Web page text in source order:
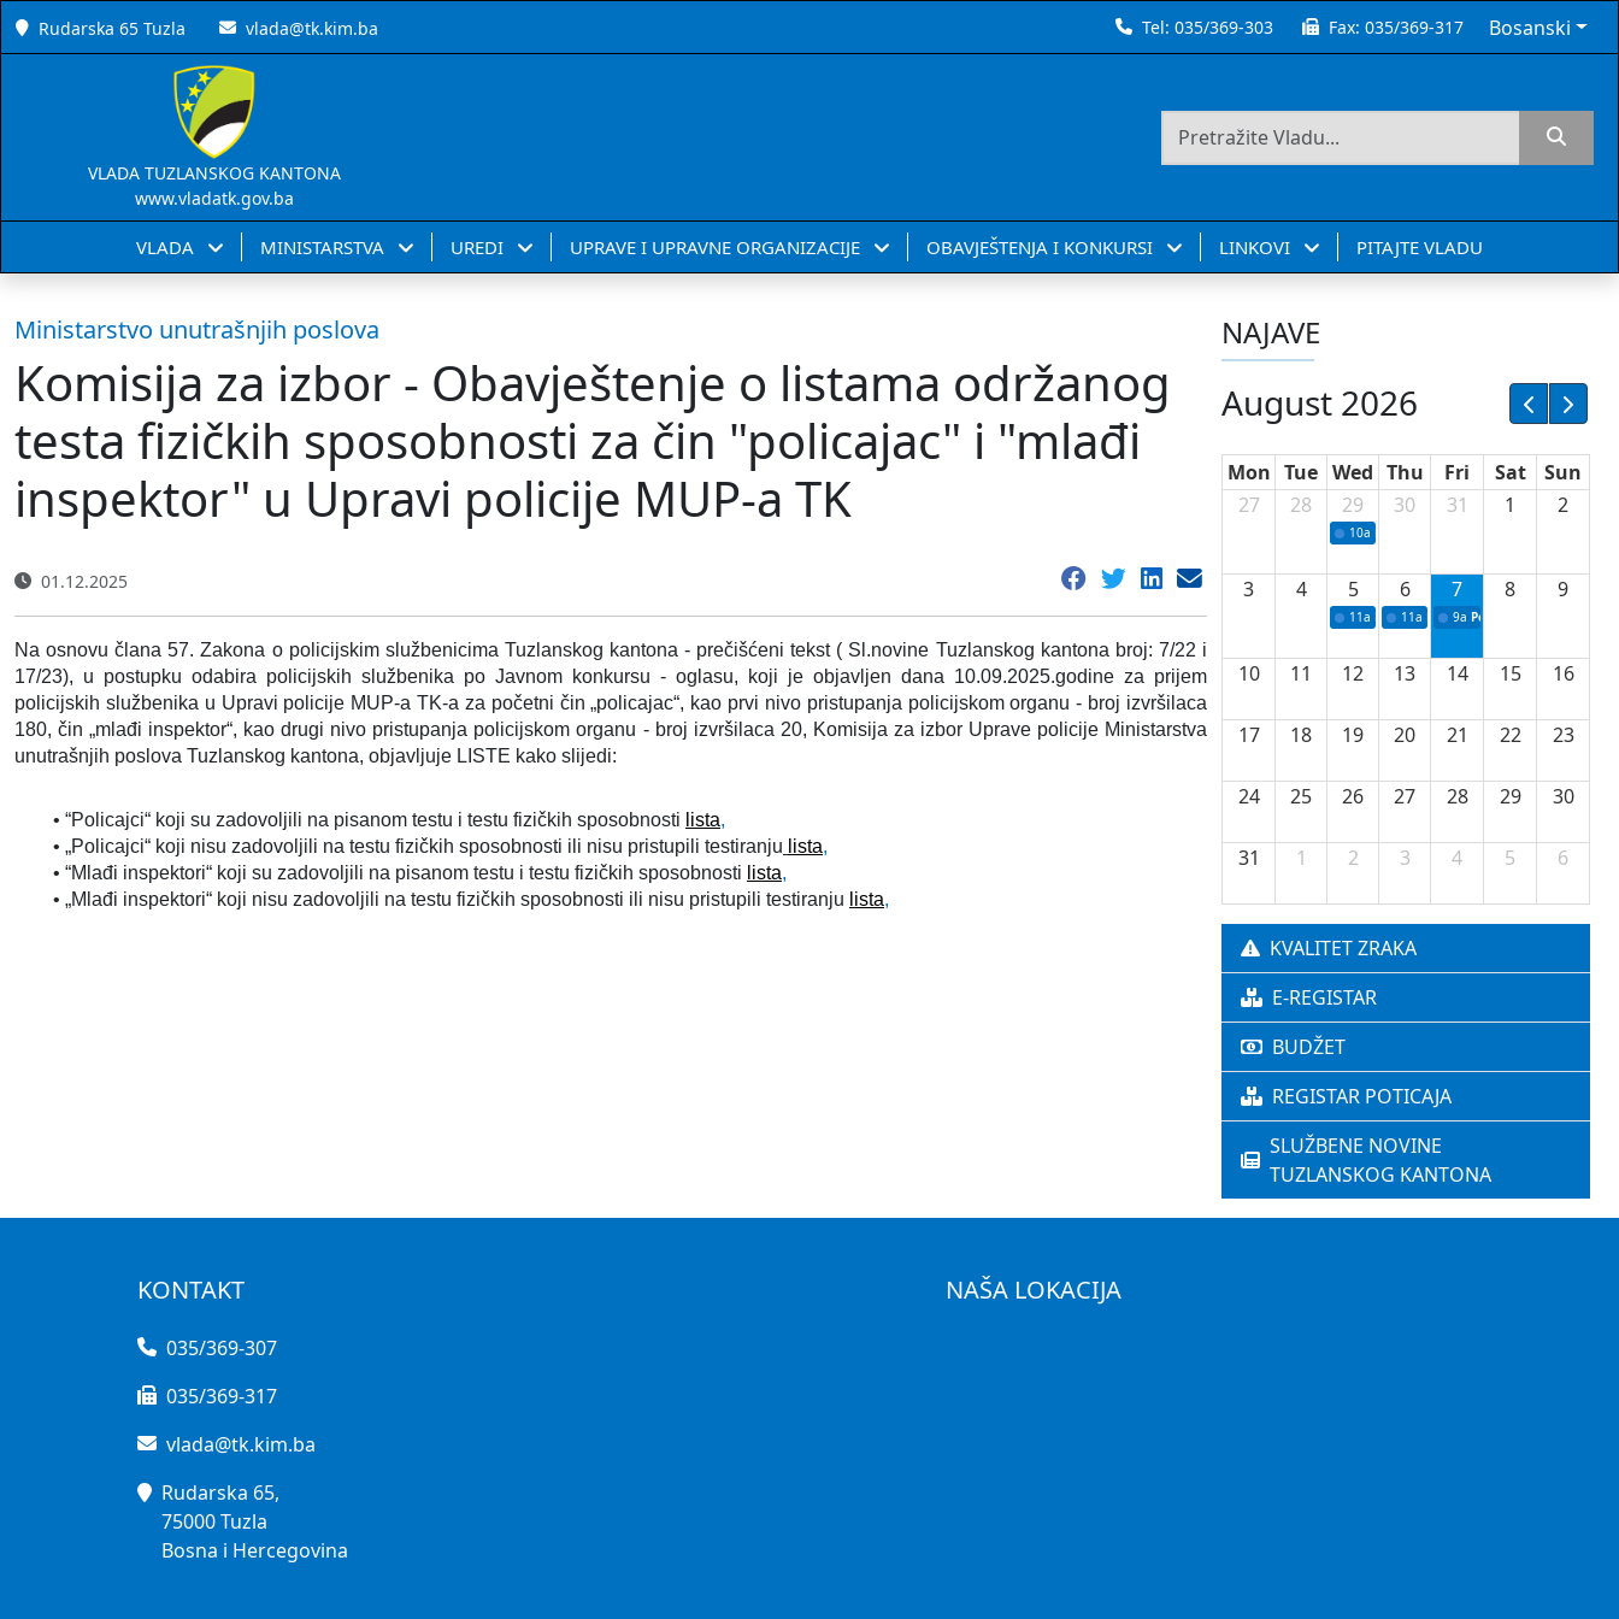
Rudarska 65 Tuzla vlada@tk.kim.ba Tel:035/369-303 Fax:035/369-317 Bosanski
VLADA TUZLANSKOG KANTONA
www.vladatk.gov.ba
VLADA MINISTARSTVA UREDI UPRAVE I UPRAVNE ORGANIZACIJE OBAVJEŠTENJA I KONKURSI LINKOVI PITAJTE VLADU
Ministarstvo unutrašnjih poslova
Komisija za izbor - Obavještenje o listama održanog
testa fizičkih sposobnosti za čin "policajac" i "mlađi
inspektor" u Upravi policije MUP-a TK
01.12.2025
Na osnovu člana 57. Zakona o policijskim službenicima Tuzlanskog kantona - prečišćeni tekst ( Sl.novine Tuzlanskog kantona broj: 7/22 i
17/23), u postupku odabira policijskih službenika po Javnom konkursu - oglasu, koji je objavljen dana 10.09.2025.godine za prijem
policijskih službenika u Upravi policije MUP-a TK-a za početni čin „policajac“, kao prvi nivo pristupanja policijskom organu - broj izvršilaca
180, čin „mlađi inspektor“, kao drugi nivo pristupanja policijskom organu - broj izvršilaca 20, Komisija za izbor Uprave policije Ministarstva
unutrašnjih poslova Tuzlanskog kantona, objavljuje LISTE kako slijedi:
• “Policajci“ koji su zadovoljili na pisanom testu i testu fizičkih sposobnosti lista,
• „Policajci“ koji nisu zadovoljili na testu fizičkih sposobnosti ili nisu pristupili testiranju lista,
• “Mlađi inspektori“ koji su zadovoljili na pisanom testu i testu fizičkih sposobnosti lista,
• „Mlađi inspektori“ koji nisu zadovoljili na testu fizičkih sposobnosti ili nisu pristupili testiranju lista,
NAJAVE
August 2026
Mon Tue Wed Thu Fri Sat
Sun
27
28 29
10a Potpisivanje ugovora sa neprofitnim
30 31 1 2
3 4 5
11a Potpisivanje ugovora o stipendijama
6
11a Podrška razvoju vodne
7
9a Početak izgradnje nove
8 9
10 11 12 13 14 15 16
17 18 19 20 21 22 23
24 25 26 27 28 29 30
31 1 2 3 4 5 6
KVALITET ZRAKA
E-REGISTAR
BUDŽET
REGISTAR POTICAJA
SLUŽBENE NOVINE
TUZLANSKOG KANTONA
KONTAKT
035/369-307
035/369-317
vlada@tk.kim.ba
Rudarska 65,
75000 Tuzla
Bosna i Hercegovina
NAŠA LOKACIJA